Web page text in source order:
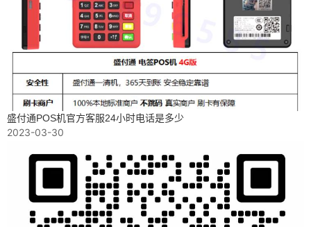
盛付通POS机官方客服24小时电话是多少
2023-03-30